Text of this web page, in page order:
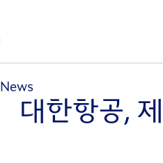
News
대한항공,